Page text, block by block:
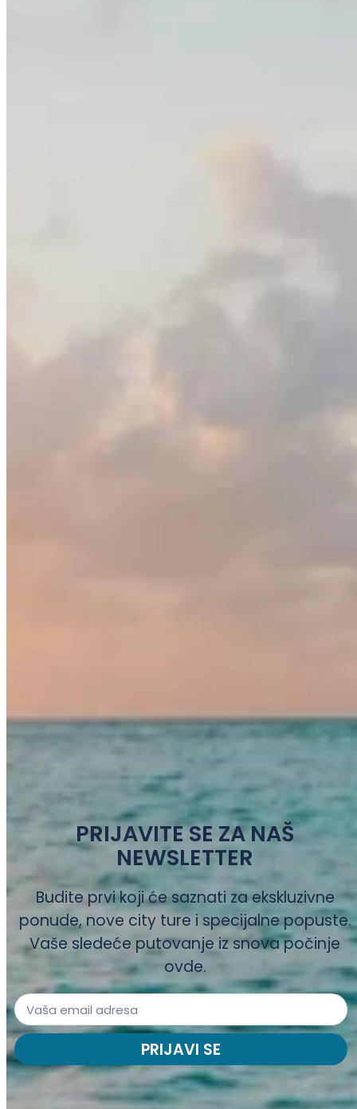
PRIJAVITE SE ZA NAŠ
NEWSLETTER
Budite prvi koji će saznati za ekskluzivne
ponude, nove city ture i specijalne popuste.
Vaše sledeće putovanje iz snova počinje
ovde.
PRIJAVI SE